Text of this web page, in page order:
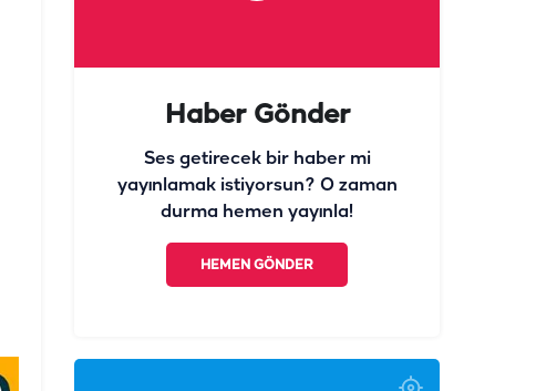
Haber Gönder
Ses getirecek bir haber mi
yayınlamak istiyorsun? O zaman
durma hemen yayınla!
HEMEN GÖNDER